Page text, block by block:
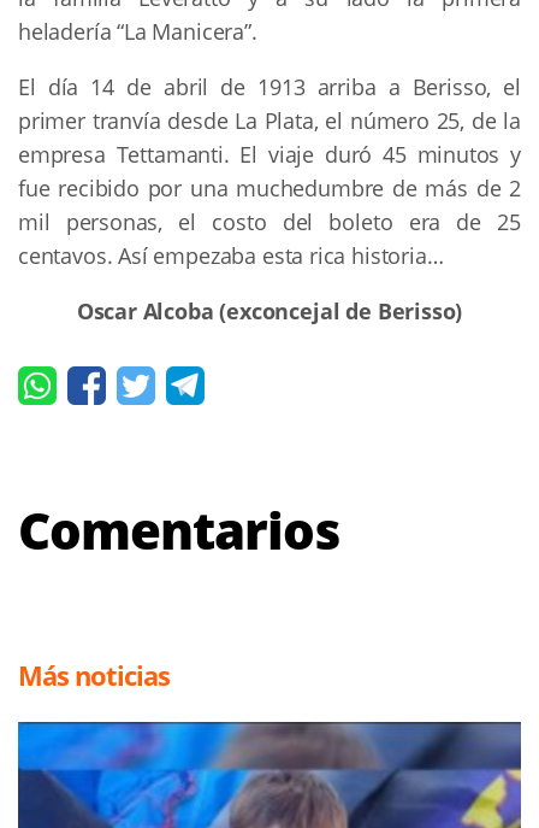
heladería “La Manicera”.
El día 14 de abril de 1913 arriba a Berisso, el
primer tranvía desde La Plata, el número 25, de la
empresa Tettamanti. El viaje duró 45 minutos y
fue recibido por una muchedumbre de más de 2
mil personas, el costo del boleto era de 25
centavos. Así empezaba esta rica historia…
Oscar Alcoba (exconcejal de Berisso)
Comentarios
Más noticias